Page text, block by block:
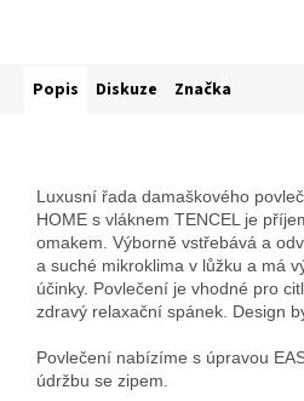
Popis Diskuze Značka
Luxusní řada damaškového
HOME s vláknem TENCEL je
omakem. Výborně vstřebává a
a suché mikroklima v lůžku a má
účinky. Povlečení je vhodné pro
zdravý relaxační spánek. Design
Povlečení nabízíme s úpravou
údržbu se zipem.